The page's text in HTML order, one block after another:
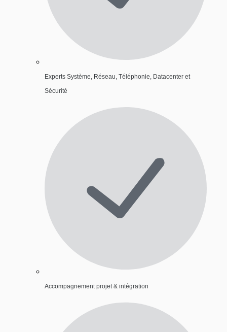
Experts Système, Réseau, Téléphonie, Datacenter et
Sécurité
Accompagnement projet & intégration